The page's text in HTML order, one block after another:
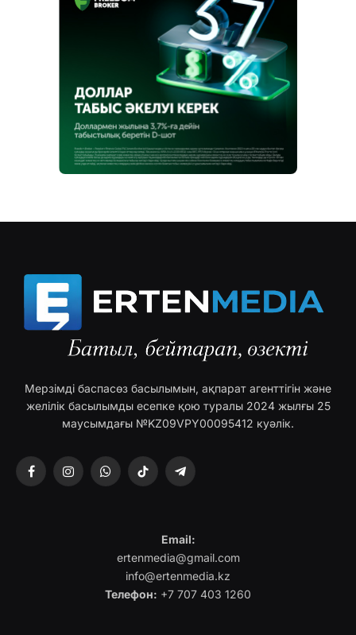
Мерзімді баспасөз басылымын, ақпарат агенттігін және
желілік басылымды есепке қою туралы 2024 жылғы 25
маусымдағы №KZ09VPY00095412 куәлік.
FacebookInstagramWhatsAppTikTok Telegram
Email:
ertenmedia@gmail.com
info@ertenmedia.kz
Телефон: +7 707 403 1260